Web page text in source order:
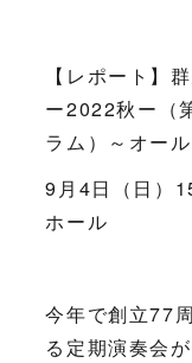
【レポート】
ー2022秋ー（
ラム）～オー
9月4日（日）
ホール
今年で創立77
る定期演奏会